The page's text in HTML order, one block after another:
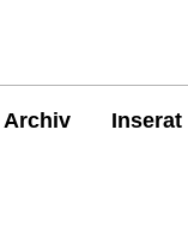
Archiv Inserat